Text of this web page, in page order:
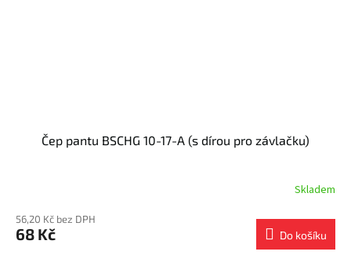
Čep pantu BSCHG 10-17-A (s dírou pro závlačku)
Skladem
56,20 Kč bez DPH
68 Kč Do košíku